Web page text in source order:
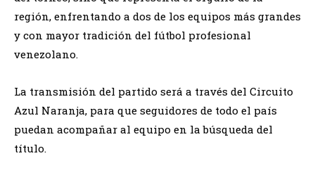
región, enfrentando a dos de los equipos más grandes
y con mayor tradición del fútbol profesional
venezolano.
La transmisión del partido será a través del Circuito
Azul Naranja, para que seguidores de todo el país
puedan acompañar al equipo en la búsqueda del
título.